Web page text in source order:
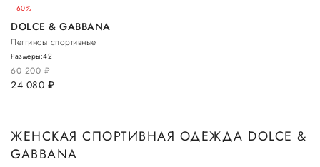
–60%
DOLCE & GABBANA
Леггинсы спортивные
60 200руб.
24 080 руб.
Размеры:42
ЖЕНСКАЯ СПОРТИВНАЯ ОДЕЖДА DOLCE &
GABBANA